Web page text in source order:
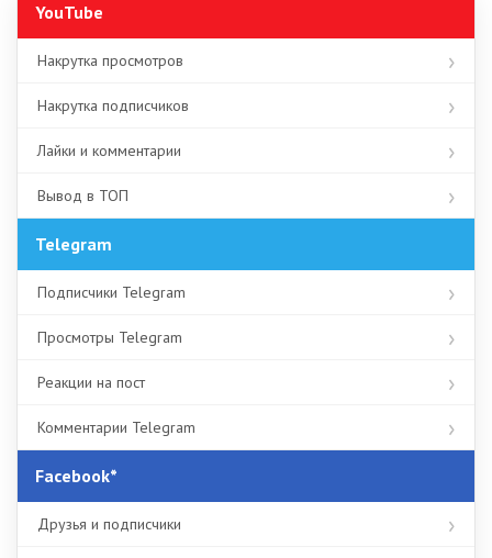
YouTube
Накрутка просмотров
Накрутка подписчиков
Лайки и комментарии
Вывод в ТОП
Telegram
Подписчики Telegram
Просмотры Telegram
Реакции на пост
Комментарии Telegram
Facebook*
Друзья и подписчики